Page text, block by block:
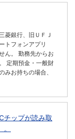
菱銀行、旧ＵＦＪ
トフォンアプリ
ん。 勤務先からお
定期預金・一般財
みお持ちの場合、
チップが読み取